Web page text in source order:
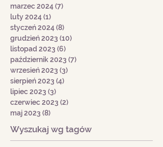
marzec 2024(7)
luty 2024(1)
styczeń 2024(8)
grudzień 2023 (10)
listopad 2023 (6)
październik 2023 (7)
wrzesień 2023 (3)
sierpień 2023 (4)
lipiec 2023 (3)
czerwiec 2023 (2)
maj 2023 (8)
Wyszukaj wg tagów